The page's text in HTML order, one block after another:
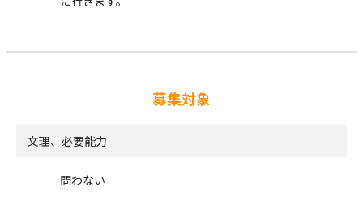
募集対象
文理、必要能力
問わない